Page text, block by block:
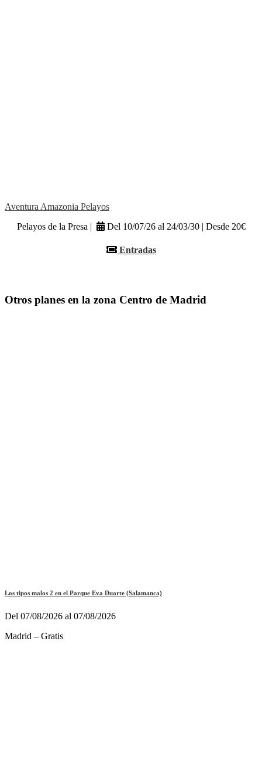
Aventura Amazonia Pelayos
Pelayos de la Presa |
Del 10/07/26 al 24/03/30 | Desde 20€
Entradas
Otros planes en la zona Centro de Madrid
Los tipos malos 2 en el Parque Eva Duarte (Salamanca)
Del 07/08/2026 al 07/08/2026
Madrid – Gratis